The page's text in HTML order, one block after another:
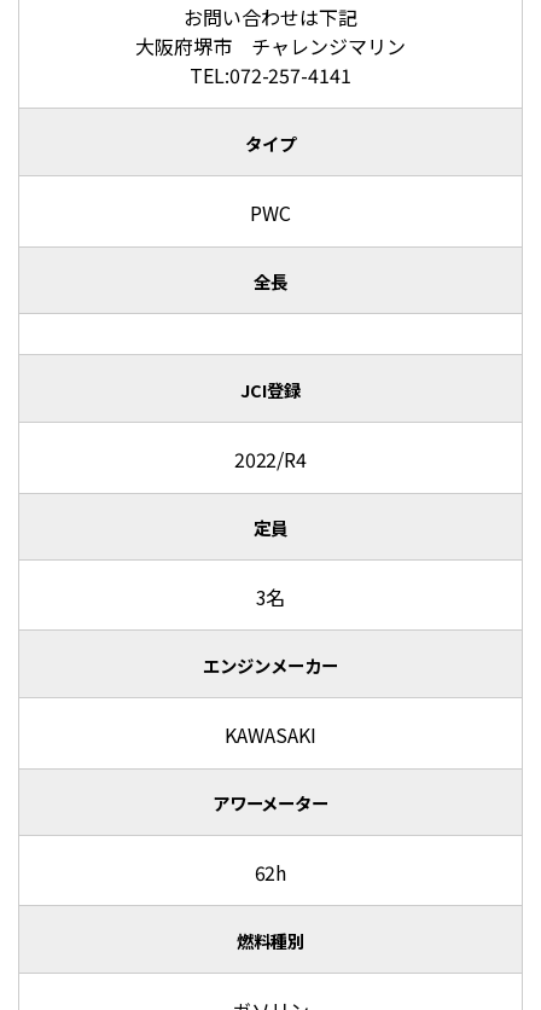
お問い合わせは下記
大阪府堺市 チャレンジマリン
TEL:072-257-4141
タイプ
PWC
全長
JCI登録
2022/R4
定員
3名
エンジンメーカー
KAWASAKI
アワーメーター
62h
燃料種別